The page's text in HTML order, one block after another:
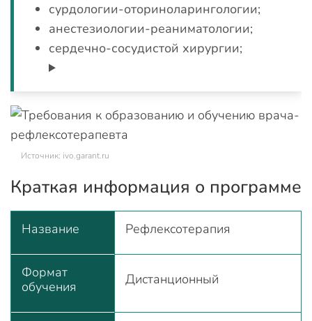
сурдологии-оториноларингологии;
анестезиологии-реаниматологии;
сердечно-сосудистой хирургии;
Источник: ivo.garant.ru
Краткая информация о программе
Название Рефлексотерапия
Формат
обучения
Дистанционный